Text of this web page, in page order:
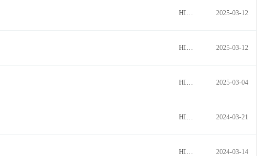
HI… 2025-03-12
HI… 2025-03-12
HI… 2025-03-04
HI… 2024-03-21
HI… 2024-03-14